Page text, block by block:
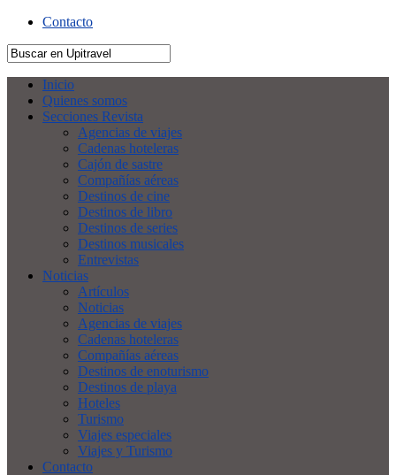
Contacto
Inicio
Quienes somos
Secciones Revista
Agencias de viajes
Cadenas hoteleras
Cajón de sastre
Compañías aéreas
Destinos de cine
Destinos de libro
Destinos de series
Destinos musicales
Entrevistas
Noticias
Artículos
Noticias
Agencias de viajes
Cadenas hoteleras
Compañías aéreas
Destinos de enoturismo
Destinos de playa
Hoteles
Turismo
Viajes especiales
Viajes y Turismo
Contacto